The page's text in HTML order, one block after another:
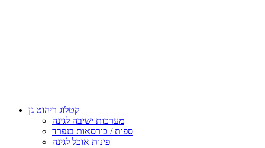
קטלוג ריהוט גן
מערכות ישיבה לגינה
ספות / כורסאות בנפרד
פינות אוכל לגינה